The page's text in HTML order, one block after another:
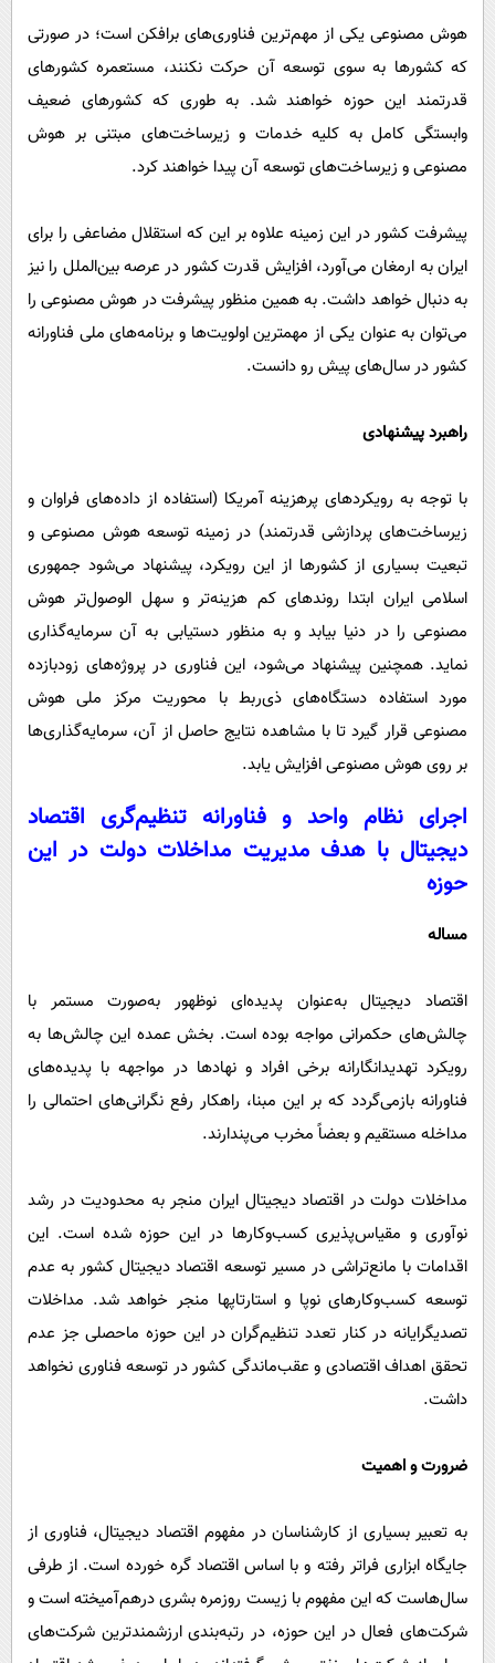
هوش مصنوعی یکی از مهم‌ترین فناوری‌های برافکن است؛ در صورتی
که کشورها به سوی توسعه آن حرکت نکنند، مستعمره کشورهای
قدرتمند این حوزه خواهند شد. به طوری که کشورهای ضعیف
وابستگی کامل به کلیه خدمات و زیرساخت‌های مبتنی بر هوش
مصنوعی و زیرساخت‌های توسعه آن پیدا خواهند کرد.
پیشرفت کشور در این زمینه علاوه بر این که استقلال مضاعفی را برای
ایران به ارمغان می‌آورد، افزایش قدرت کشور در عرصه بین‌الملل را نیز
به دنبال خواهد داشت. به همین منظور پیشرفت در هوش مصنوعی را
می‌توان به عنوان یکی از مهمترین اولویت‌ها و برنامه‌های ملی فناورانه
کشور در سال‌های پیش رو دانست.
راهبرد پیشنهادی
با توجه به رویکردهای پرهزینه آمریکا (استفاده از داده‌های فراوان و
زیرساخت‌های پردازشی قدرتمند) در زمینه توسعه هوش مصنوعی و
تبعیت بسیاری از کشورها از این رویکرد، پیشنهاد می‌شود جمهوری
اسلامی ایران ابتدا روندهای کم هزینه‌تر و سهل الوصول‌تر هوش
مصنوعی را در دنیا بیابد و به منظور دستیابی به آن سرمایه‌گذاری
نماید. همچنین پیشنهاد می‌شود، این فناوری در پروژه‌های زودبازده
مورد استفاده دستگاه‌های ذی‌ربط با محوریت مرکز ملی هوش
مصنوعی قرار گیرد تا با مشاهده نتایج حاصل از آن، سرمایه‌گذاری‌ها
بر روی هوش مصنوعی افزایش یابد.
اجرای نظام واحد و فناورانه تنظیم‌گری اقتصاد
دیجیتال با هدف مدیریت مداخلات دولت در این
حوزه
مساله
اقتصاد دیجیتال به‌عنوان پدیده‌ای نوظهور به‌صورت مستمر با
چالش‌های حکمرانی مواجه بوده است. بخش عمده این چالش‌ها به
رویکرد تهدیدانگارانه برخی افراد و نهادها در مواجهه با پدیده‌های
فناورانه بازمی‌گردد که بر این مبنا، راهکار رفع نگرانی‌های احتمالی را
مداخله مستقیم و بعضاً مخرب می‌پندارند.
مداخلات دولت در اقتصاد دیجیتال ایران منجر به محدودیت‌ در رشد
نوآوری و مقیاس‌پذیری کسب‌وکارها در این حوزه شده است. این
اقدامات با مانع‌تراشی در مسیر توسعه اقتصاد دیجیتال کشور به عدم
توسعه کسب‌وکارهای نوپا و استارتاپ­ها منجر خواهد شد. مداخلات
تصدی­گرایانه در کنار تعدد تنظیم‌گران در این حوزه ماحصلی جز عدم
تحقق اهداف اقتصادی و عقب‌ماندگی کشور در توسعه فناوری نخواهد
داشت.
ضرورت و اهمیت
به تعبیر بسیاری از کارشناسان در مفهوم اقتصاد دیجیتال، فناوری از
جایگاه ابزاری فراتر رفته و با اساس اقتصاد گره خورده است. از طرفی
سال‌هاست که این مفهوم با زیست روزمره بشری درهم‌آمیخته است و
شرکت‌های فعال در این حوزه، در رتبه‌بندی ارزشمندترین شرکت‌های